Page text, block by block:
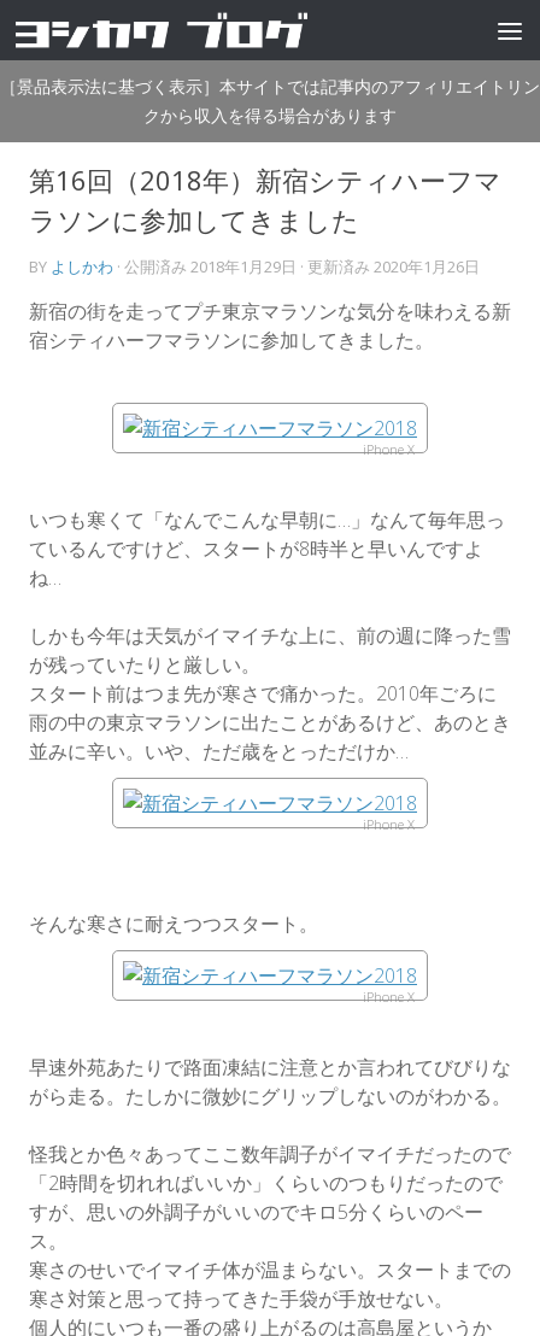
コンテンツへスキップ
［景品表示法に基づく表示］本サイトでは記事内のアフィリエイトリン
クから収入を得る場合があります
第16回（2018年）新宿シティハーフマ
ラソンに参加してきました
BY よしかわ · 公開済み 2018年1月29日 · 更新済み 2020年1月26日
新宿の街を走ってプチ東京マラソンな気分を味わえる新
宿シティハーフマラソンに参加してきました。
iPhone X
いつも寒くて「なんでこんな早朝に…」なんて毎年思っ
ているんですけど、スタートが8時半と早いんですよ
ね…
しかも今年は天気がイマイチな上に、前の週に降った雪
が残っていたりと厳しい。
スタート前はつま先が寒さで痛かった。2010年ごろに
雨の中の東京マラソンに出たことがあるけど、あのとき
並みに辛い。いや、ただ歳をとっただけか…
iPhone X
そんな寒さに耐えつつスタート。
iPhone X
早速外苑あたりで路面凍結に注意とか言われてびびりな
がら走る。たしかに微妙にグリップしないのがわかる。
怪我とか色々あってここ数年調子がイマイチだったので
「2時間を切れればいいか」くらいのつもりだったので
すが、思いの外調子がいいのでキロ5分くらいのペー
ス。
寒さのせいでイマイチ体が温まらない。スタートまでの
寒さ対策と思って持ってきた手袋が手放せない。
個人的にいつも一番の盛り上がるのは高島屋というか